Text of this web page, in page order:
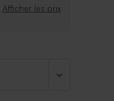
Afficher les prix